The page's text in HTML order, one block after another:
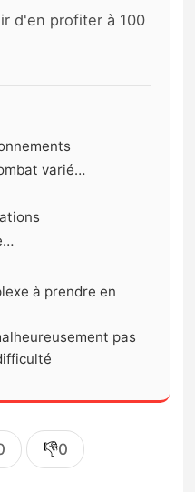
d'en profiter à 100
varié…
à prendre en
pas
👎0